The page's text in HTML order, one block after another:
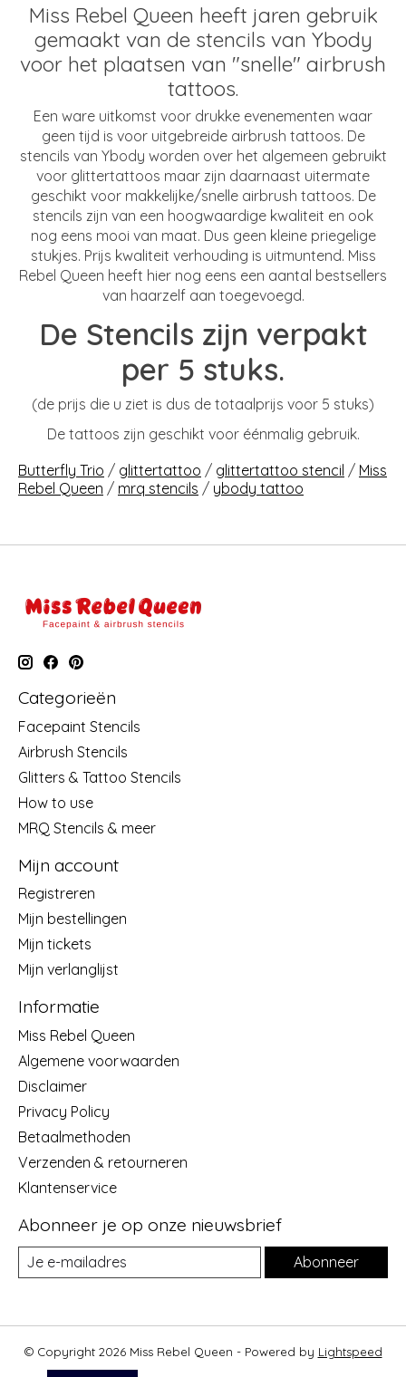
Miss Rebel Queen heeft jaren gebruik
gemaakt van de stencils van Ybody
voor het plaatsen van "snelle" airbrush
tattoos.
Een ware uitkomst voor drukke evenementen waar
geen tijd is voor uitgebreide airbrush tattoos. De
stencils van Ybody worden over het algemeen gebruikt
voor glittertattoos maar zijn daarnaast uitermate
geschikt voor makkelijke/snelle airbrush tattoos. De
stencils zijn van een hoogwaardige kwaliteit en ook
nog eens mooi van maat. Dus geen kleine priegelige
stukjes. Prijs kwaliteit verhouding is uitmuntend. Miss
Rebel Queen heeft hier nog eens een aantal bestsellers
van haarzelf aan toegevoegd.
De Stencils zijn verpakt
per 5 stuks.
(de prijs die u ziet is dus de totaalprijs voor 5 stuks)
De tattoos zijn geschikt voor éénmalig gebruik.
Butterfly Trio / glittertattoo / glittertattoo stencil / Miss
Rebel Queen / mrq stencils / ybody tattoo
Categorieën
Facepaint Stencils
Airbrush Stencils
Glitters & Tattoo Stencils
How to use
MRQ Stencils & meer
Mijn account
Registreren
Mijn bestellingen
Mijn tickets
Mijn verlanglijst
Informatie
Miss Rebel Queen
Algemene voorwaarden
Disclaimer
Privacy Policy
Betaalmethoden
Verzenden & retourneren
Klantenservice
Abonneer je op onze nieuwsbrief
Abonneer
© Copyright 2026 Miss Rebel Queen - Powered by Lightspeed